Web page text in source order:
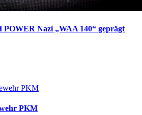
Nazi „WAA 140“ geprägt
PKM